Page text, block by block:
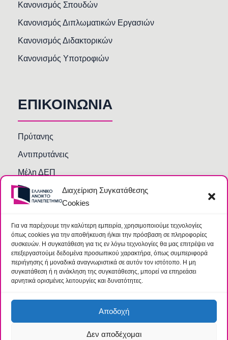
Διαχείριση Συγκατάθεσης
Cookies
Για να παρέχουμε την καλύτερη εμπειρία, χρησιμοποιούμε τεχνολογίες
όπως cookies για την αποθήκευση ή/και την πρόσβαση σε πληροφορίες
συσκευών. Η συγκατάθεση για τις εν λόγω τεχνολογίες θα μας επιτρέψει να
επεξεργαστούμε δεδομένα προσωπικού χαρακτήρα, όπως συμπεριφορά
περιήγησης ή μοναδικά αναγνωριστικά σε αυτόν τον ιστότοπο. Η μη
συγκατάθεση ή η ανάκληση της συγκατάθεσης, μπορεί να επηρεάσει
αρνητικά ορισμένες λειτουργίες και δυνατότητες.
Αποδοχή
Δεν αποδέχομαι
Κανονισμός Σπουδών
Κανονισμός Διπλωματικών Εργασιών
Κανονισμός Διδακτορικών
Κανονισμός Υποτροφιών
ΕΠΙΚΟΙΝΩΝΙΑ
Πρύτανης
Αντιπρυτάνεις
Μέλη ΔΕΠ
Τμήματα και Υπηρεσίες
Γραμματείες Κοσμητειών Σχολών
Βιβλιοθήκη
Συχνές Ερωτήσεις